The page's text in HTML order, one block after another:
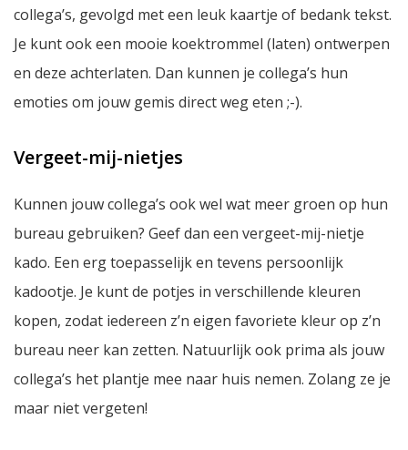
collega’s, gevolgd met een leuk kaartje of bedank tekst.
Je kunt ook een mooie koektrommel (laten) ontwerpen
en deze achterlaten. Dan kunnen je collega’s hun
emoties om jouw gemis direct weg eten ;-).
Vergeet-mij-nietjes
Kunnen jouw collega’s ook wel wat meer groen op hun
bureau gebruiken? Geef dan een vergeet-mij-nietje
kado. Een erg toepasselijk en tevens persoonlijk
kadootje. Je kunt de potjes in verschillende kleuren
kopen, zodat iedereen z’n eigen favoriete kleur op z’n
bureau neer kan zetten. Natuurlijk ook prima als jouw
collega’s het plantje mee naar huis nemen. Zolang ze je
maar niet vergeten!